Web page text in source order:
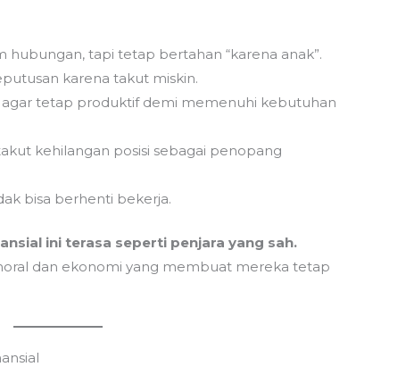
hubungan, tapi tetap bertahan “karena anak”.
karena takut miskin.
agar tetap produktif demi memenuhi kebutuhan
kehilangan posisi sebagai penopang
bisa berhenti bekerja.
ini terasa seperti penjara yang sah.
dan ekonomi yang membuat mereka tetap